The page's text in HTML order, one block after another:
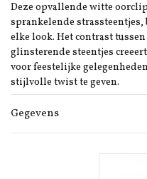
Deze opvallende witte
sprankelende strassteentjes,
elke look. Het contrast
glinsterende steentjes
voor feestelijke
stijlvolle twist te geven.
Gegevens